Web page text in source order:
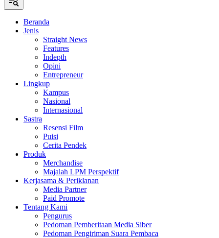
Beranda
Jenis
Straight News
Features
Indepth
Opini
Entrepreneur
Lingkup
Kampus
Nasional
Internasional
Sastra
Resensi Film
Puisi
Cerita Pendek
Produk
Merchandise
Majalah LPM Perspektif
Kerjasama & Periklanan
Media Partner
Paid Promote
Tentang Kami
Pengurus
Pedoman Pemberitaan Media Siber
Pedoman Pengiriman Suara Pembaca